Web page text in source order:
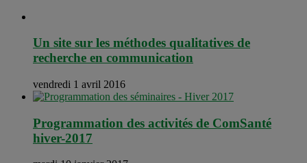
Un site sur les méthodes qualitatives de
recherche en communication
vendredi 1 avril 2016
Programmation des activités de ComSanté
hiver-2017